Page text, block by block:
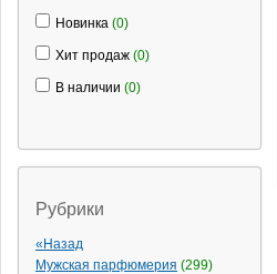
Новинка (0)
Хит продаж (0)
В наличии (0)
Рубрики
«Назад
Мужская парфюмерия (299)